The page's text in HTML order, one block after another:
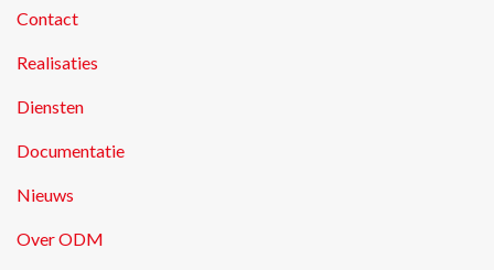
Contact
Realisaties
Diensten
Documentatie
Nieuws
Over ODM